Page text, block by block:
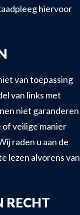
hiervoor
van toepassing
van links met
niet garanderen
veilige manier
raden u aan de
lezen alvorens van
RECHT